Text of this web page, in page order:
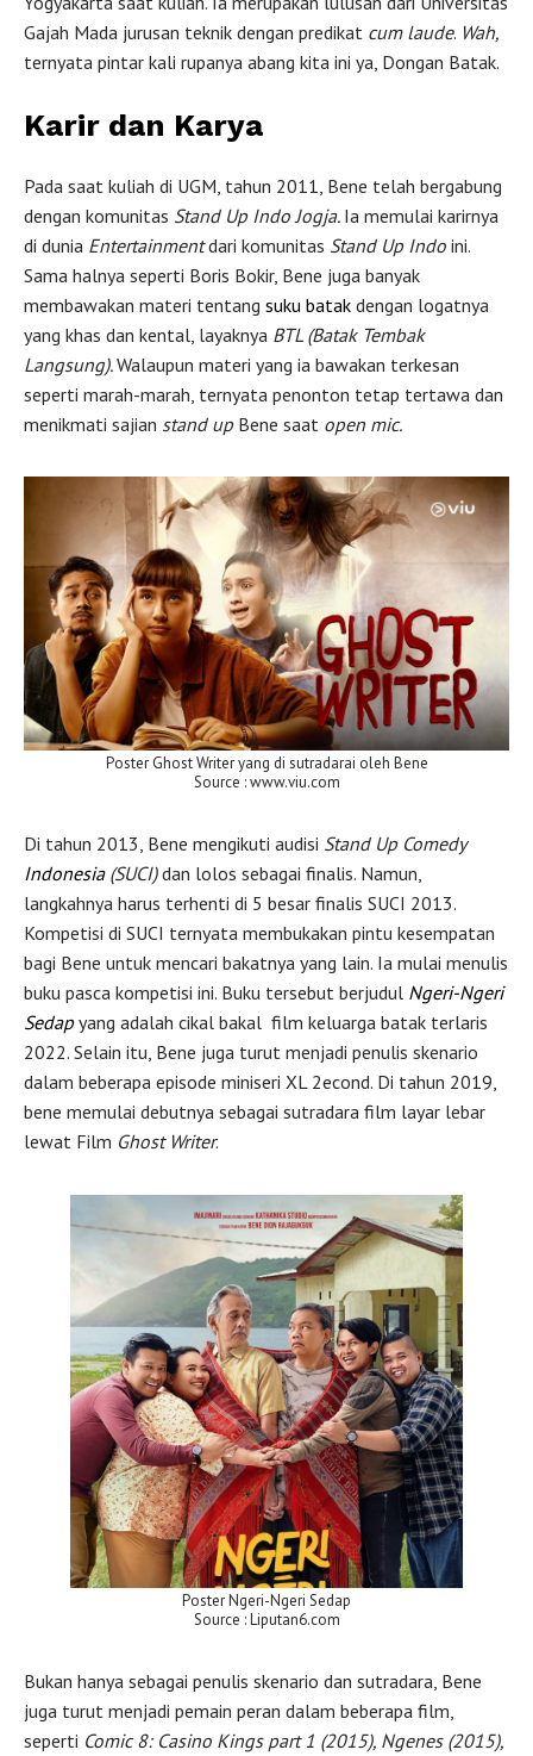
Gajah Mada jurusan teknik dengan predikat cum laude. Wah,
ternyata pintar kali rupanya abang kita ini ya, Dongan Batak.
Karir dan Karya
Pada saat kuliah di UGM, tahun 2011, Bene telah bergabung
dengan komunitas Stand Up Indo Jogja. Ia memulai karirnya
di dunia Entertainmentdari komunitas Stand Up Indo ini.
Sama halnya seperti Boris Bokir, Bene juga banyak
membawakan materi tentang suku batak dengan logatnya
yang khas dan kental, layaknya BTL (Batak Tembak
Langsung).Walaupun materi yang ia bawakan terkesan
seperti marah-marah, ternyata penonton tetap tertawa dan
menikmati sajian stand up Bene saat open mic.
Poster Ghost Writer yang di sutradarai oleh Bene
Source : www.viu.com
Di tahun 2013, Bene mengikuti audisi Stand Up Comedy
Indonesia(SUCI)dan lolos sebagai finalis. Namun,
langkahnya harus terhenti di 5 besar finalis SUCI 2013.
Kompetisi di SUCI ternyata membukakan pintu kesempatan
bagi Bene untuk mencari bakatnya yang lain. Ia mulai menulis
buku pasca kompetisi ini. Buku tersebut berjudul Ngeri-Ngeri
Sedap yang adalah cikal bakal film keluarga batak terlaris
2022. Selain itu, Bene juga turut menjadi penulis skenario
dalam beberapa episode miniseri XL 2econd. Di tahun 2019,
bene memulai debutnya sebagai sutradara film layar lebar
lewat Film Ghost Writer.
Poster Ngeri-Ngeri Sedap
Source : Liputan6.com
Bukan hanya sebagai penulis skenario dan sutradara, Bene
juga turut menjadi pemain peran dalam beberapa film,
seperti Comic 8: Casino Kings part 1 (2015), Ngenes (2015),